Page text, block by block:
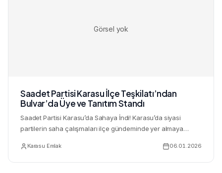
Görsel yok
Saadet Partisi Karasu İlçe Teşkilatı’ndan
Bulvar’da Üye ve Tanıtım Standı
Saadet Partisi Karasu’da Sahaya İndi! Karasu’da siyasi
partilerin saha çalışmaları ilçe gündeminde yer almaya
Karasu Emlak 06.01.2026